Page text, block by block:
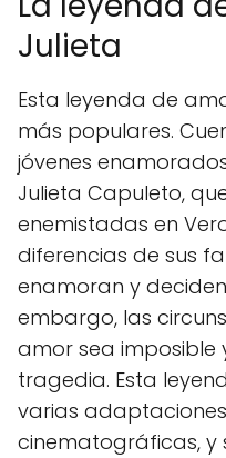
Julieta
Esta leyenda de
más populares.
jóvenes
Julieta Capuleto,
enemistadas en
diferencias de sus
enamoran y
embargo, las
amor sea imposible
tragedia. Esta
varias
cinematográficas, y